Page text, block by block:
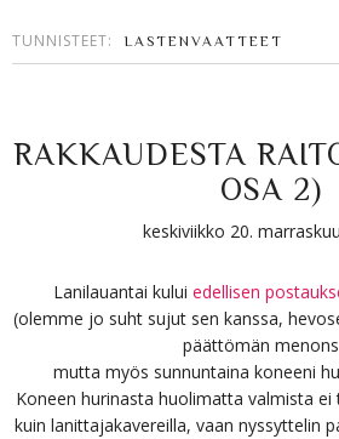
TUNNISTEET: LASTENVAATTEET
RAKKAUDESTA
OSA 2)
keskiviikko 20.
Lanilauantai kului edellisen
(olemme jo suht sujut sen kanssa,
päättömän
mutta myös sunnuntaina koneeni
Koneen hurinasta huolimatta valmista
kuin lanittajakavereilla, vaan nyssyttelin